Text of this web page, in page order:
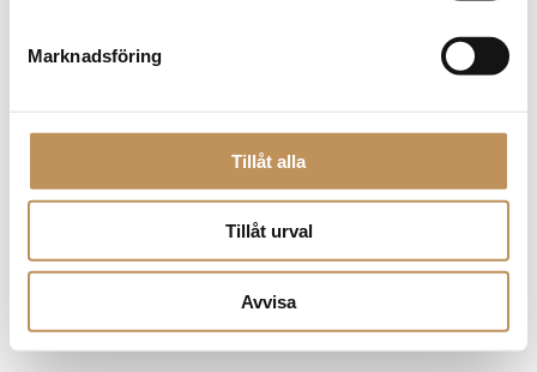
Marknadsföring
Tillåt alla
Tillåt urval
Avvisa